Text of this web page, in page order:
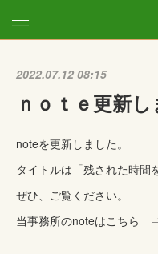
2022.07.12 08:15
ｎｏｔｅ更新し
noteを更新しました。
タイトルは「残された時間
ぜひ、ご覧ください。
当事務所のnoteはこちら